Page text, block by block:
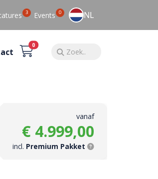
3 Events 0 NL
0
vanaf
€ 4.999,00
incl. Premium Pakket